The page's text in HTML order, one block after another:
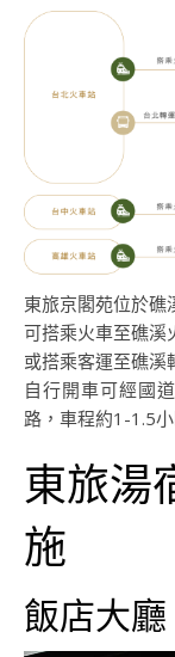
東旅京閣苑位於礁
可搭乘火車至礁溪
或搭乘客運至礁溪
自行開車可經國
路，車程約1-1.5小
東旅湯
施
飯店大廳